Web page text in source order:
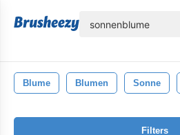
Blume Blumen Sonne
Filters